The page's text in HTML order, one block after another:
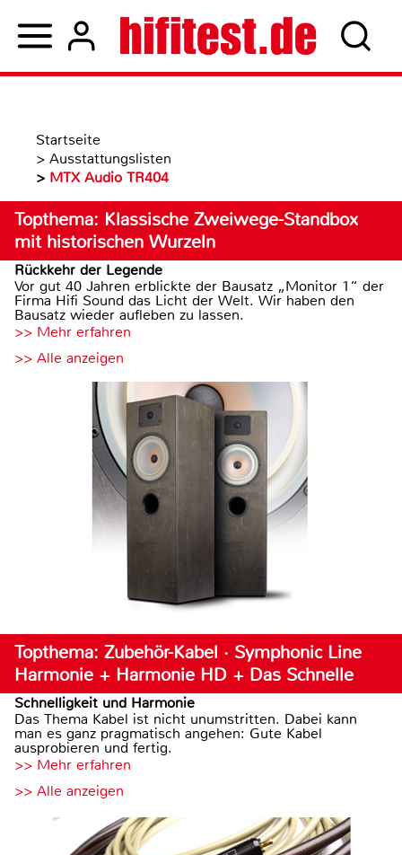
Startseite
> Ausstattungslisten
> MTX Audio TR404
Topthema: Klassische Zweiwege-Standbox
mit historischen Wurzeln
Rückkehr der Legende
Vor gut 40 Jahren erblickte der Bausatz „Monitor 1“ der
Firma Hifi Sound das Licht der Welt. Wir haben den
Bausatz wieder aufleben zu lassen.
>> Mehr erfahren
>> Alle anzeigen
Topthema: Zubehör-Kabel · Symphonic Line
Harmonie + Harmonie HD + Das Schnelle
Schnelligkeit und Harmonie
Das Thema Kabel ist nicht unumstritten. Dabei kann
man es ganz pragmatisch angehen: Gute Kabel
ausprobieren und fertig.
>> Mehr erfahren
>> Alle anzeigen